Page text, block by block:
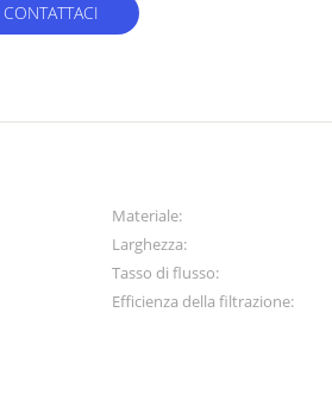
CONTATTACI
Materiale:
Larghezza:
Tasso di flusso:
Efficienza della filtrazione: